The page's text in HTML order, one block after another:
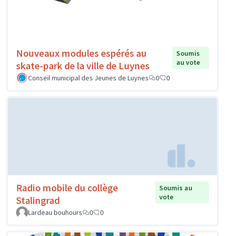
Nouveaux modules espérés au
skate-park de la ville de Luynes
Soumis
au vote
Conseil municipal des Jeunes de Luynes
0 0
Radio mobile du collège
Stalingrad
Soumis au
vote
Lardeau bouhours
0 0